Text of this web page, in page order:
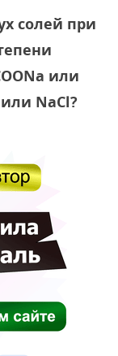
солей при
или
NaCl?